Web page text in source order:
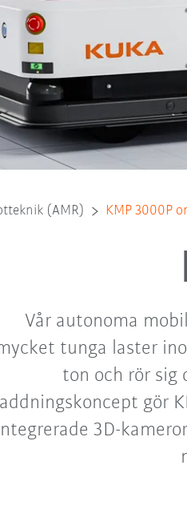
(AMR) KMP 3000P
Vår autonoma
tunga laster
ton och rör
gör
3D-